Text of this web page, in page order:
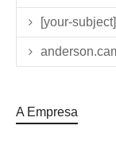
[your-subject]
A Empresa